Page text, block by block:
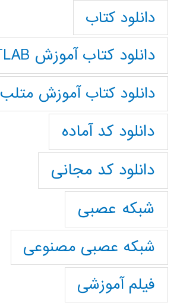
دانلود کتاب
دانلود کتاب آموزش MATLAB
دانلود کتاب آموزش متلب
دانلود کد آماده
دانلود کد مجانی
شبکه عصبی
شبکه عصبی مصنوعی
فیلم آموزشی